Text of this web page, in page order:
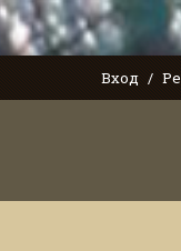
Вход